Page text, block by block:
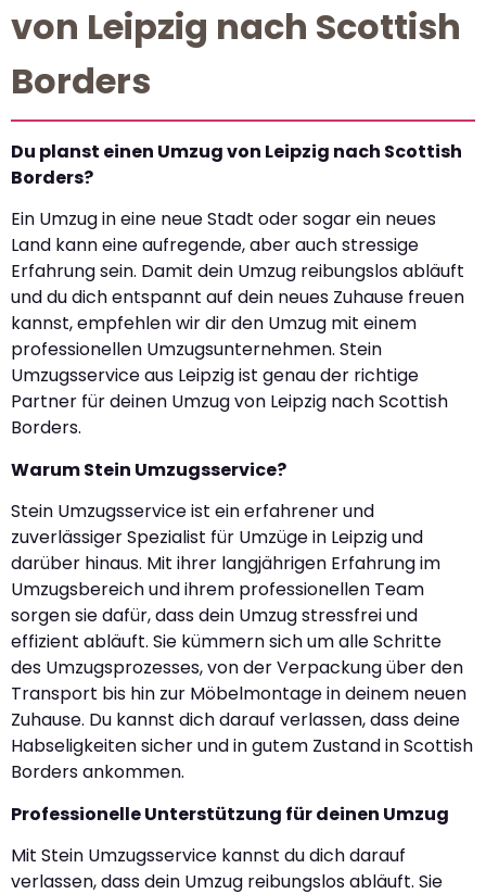
von Leipzig nach Scottish
Borders
Du planst einen Umzug von Leipzig nach Scottish
Borders?
Ein Umzug in eine neue Stadt oder sogar ein neues
Land kann eine aufregende, aber auch stressige
Erfahrung sein. Damit dein Umzug reibungslos abläuft
und du dich entspannt auf dein neues Zuhause freuen
kannst, empfehlen wir dir den Umzug mit einem
professionellen Umzugsunternehmen. Stein
Umzugsservice aus Leipzig ist genau der richtige
Partner für deinen Umzug von Leipzig nach Scottish
Borders.
Warum Stein Umzugsservice?
Stein Umzugsservice ist ein erfahrener und
zuverlässiger Spezialist für Umzüge in Leipzig und
darüber hinaus. Mit ihrer langjährigen Erfahrung im
Umzugsbereich und ihrem professionellen Team
sorgen sie dafür, dass dein Umzug stressfrei und
effizient abläuft. Sie kümmern sich um alle Schritte
des Umzugsprozesses, von der Verpackung über den
Transport bis hin zur Möbelmontage in deinem neuen
Zuhause. Du kannst dich darauf verlassen, dass deine
Habseligkeiten sicher und in gutem Zustand in Scottish
Borders ankommen.
Professionelle Unterstützung für deinen Umzug
Mit Stein Umzugsservice kannst du dich darauf
verlassen, dass dein Umzug reibungslos abläuft. Sie